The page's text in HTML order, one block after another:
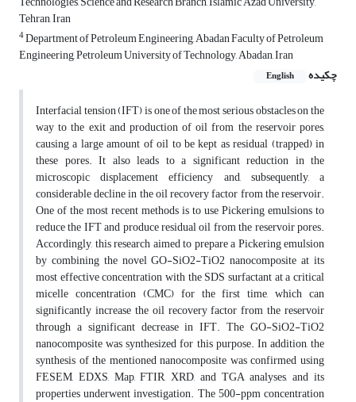
Tehran, Iran
4Department of Petroleum Engineering, Abadan Faculty of Petroleum
Engineering, Petroleum University of Technology, Abadan, Iran
چکیده
English
Interfacial tension (IFT) is one of the most serious obstacles on the
way to the exit and production of oil from the reservoir pores,
causing a large amount of oil to be kept as residual (trapped) in
these pores. It also leads to a significant reduction in the
microscopic displacement efficiency and, subsequently, a
considerable decline in the oil recovery factor from the reservoir.
One of the most recent methods is to use Pickering emulsions to
reduce the IFT and produce residual oil from the reservoir pores.
Accordingly, this research aimed to prepare a Pickering emulsion
by combining the novel GO-SiO2-TiO2 nanocomposite at its
most effective concentration with the SDS surfactant at a critical
micelle concentration (CMC) for the first time, which can
significantly increase the oil recovery factor from the reservoir
through a significant decrease in IFT. The GO-SiO2-TiO2
nanocomposite was synthesized for this purpose. In addition, the
synthesis of the mentioned nanocomposite was confirmed using
FESEM, EDXS, Map, FTIR, XRD, and TGA analyses, and its
properties underwent investigation. The 500-ppm concentration